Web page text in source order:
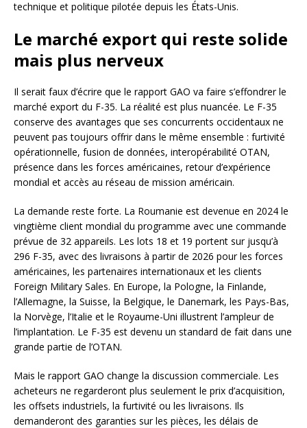
technique et politique pilotée depuis les États-Unis.
Le marché export qui reste solide
mais plus nerveux
Il serait faux d’écrire que le rapport GAO va faire s’effondrer le
marché export du F-35. La réalité est plus nuancée. Le F-35
conserve des avantages que ses concurrents occidentaux ne
peuvent pas toujours offrir dans le même ensemble : furtivité
opérationnelle, fusion de données, interopérabilité OTAN,
présence dans les forces américaines, retour d’expérience
mondial et accès au réseau de mission américain.
La demande reste forte. La Roumanie est devenue en 2024 le
vingtième client mondial du programme avec une commande
prévue de 32 appareils. Les lots 18 et 19 portent sur jusqu’à
296 F-35, avec des livraisons à partir de 2026 pour les forces
américaines, les partenaires internationaux et les clients
Foreign Military Sales. En Europe, la Pologne, la Finlande,
l’Allemagne, la Suisse, la Belgique, le Danemark, les Pays-Bas,
la Norvège, l’Italie et le Royaume-Uni illustrent l’ampleur de
l’implantation. Le F-35 est devenu un standard de fait dans une
grande partie de l’OTAN.
Mais le rapport GAO change la discussion commerciale. Les
acheteurs ne regarderont plus seulement le prix d’acquisition,
les offsets industriels, la furtivité ou les livraisons. Ils
demanderont des garanties sur les pièces, les délais de